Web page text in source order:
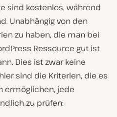
sind kostenlos, während
Unabhängig von den
zu haben, die man bei
Ressource gut ist
Dies ist zwar keine
sind die Kriterien, die es
ermöglichen, jede
zu prüfen: